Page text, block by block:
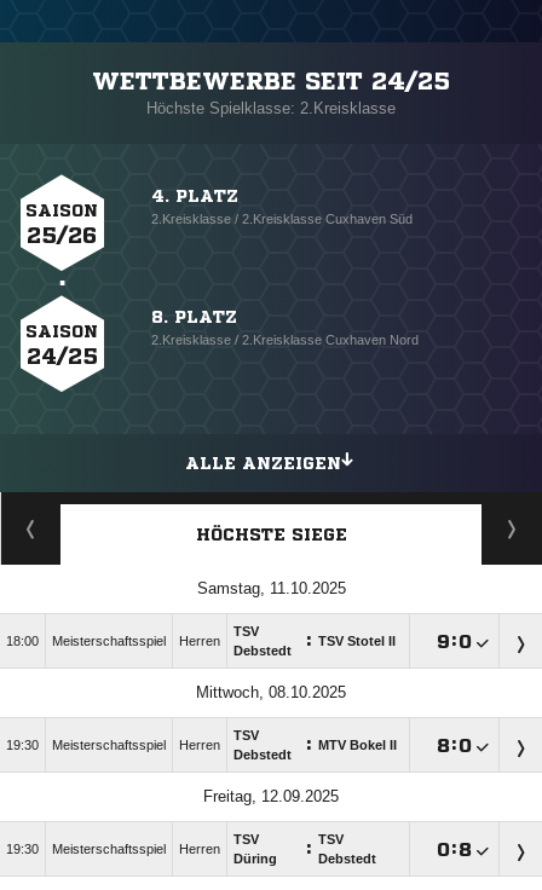
WETTBEWERBE SEIT 24/25
Höchste Spielklasse: 2.Kreisklasse
SAISON
25/26
4. PLATZ
2.Kreisklasse / 2.Kreisklasse Cuxhaven Süd
SAISON
24/25
8. PLATZ
2.Kreisklasse / 2.Kreisklasse Cuxhaven Nord
ALLE ANZEIGEN
HÖCHSTE SIEGE
Samstag, 11.10.2025
18:00 Meisterschaftsspiel Herren
TSV
Debstedt
: TSV Stotel II :
Mittwoch, 08.10.2025
19:30 Meisterschaftsspiel Herren
TSV
Debstedt
: MTV Bokel II :
Freitag, 12.09.2025
19:30 Meisterschaftsspiel Herren
TSV
Düring
: TSV
Debstedt
: